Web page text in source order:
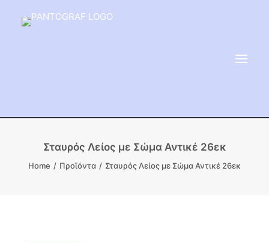
ΕΙΔΗ ΜΝΗΜΕΙΟΥ
ΑΔΑΜΑΝΤΟΦΟΡΟΙ ΔΙΣΚΟΙ
Σταυρός Λείος με Σώμα Αντικέ 26εκ
Home Προϊόντα Σταυρός Λείος με Σώμα Αντικέ 26εκ